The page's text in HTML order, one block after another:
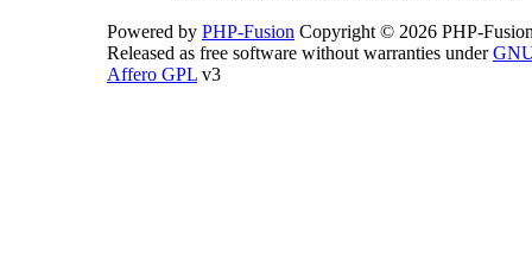
Powered by PHP-Fusion Copyright © 2026 PHP-
Released as free software without warranties under
Affero GPL v3